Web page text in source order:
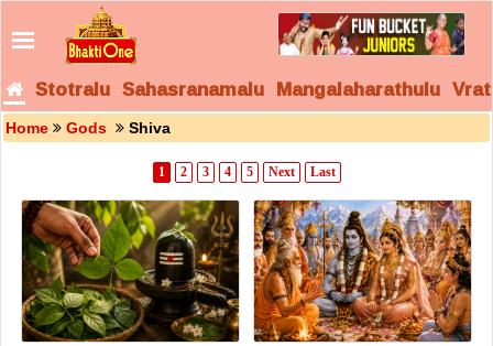
Stotralu Sahasranamalu Mangalaharathulu
Home Gods Shiva
1 2 3 4 5 Next Last